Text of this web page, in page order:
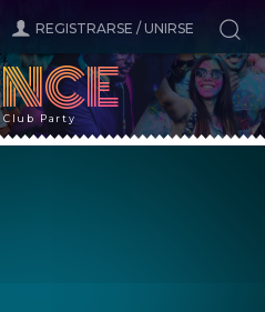
REGISTRARSE / UNIRSE
Club Party